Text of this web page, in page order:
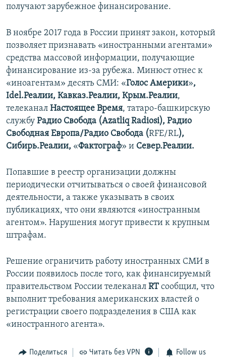
получают зарубежное финансирование.
В ноябре 2017 года в России принят закон, который
позволяет признавать «иностранными агентами»
средства массовой информации, получающие
финансирование из-за рубежа. Минюст отнес к
«иноагентам» десять СМИ: «​Голос Америки»​,
Idel.Реалии, Кавказ.Реалии, Крым.Реалии,
телеканал Настоящее Время​, татаро-башкирскую
службу Радио Свобода (Azatliq Radiosi), Радио
Свободная Европа/Радио Свобода (RFE/RL​),
Сибирь.Реалии, «Фактограф» и Север.Реалии.
Попавшие в реестр организации должны
периодически отчитываться о своей финансовой
деятельности, а также указывать в своих
публикациях, что они являются «иностранным
агентом». Нарушения могут привести к крупным
штрафам.
Решение ограничить работу иностранных СМИ в
России появилось после того, как финансируемый
правительством России телеканал RT сообщил, что
выполнит требования американских властей о
регистрации своего подразделения в США как
«иностранного агента».
Поделиться Читать без VPN Follow us